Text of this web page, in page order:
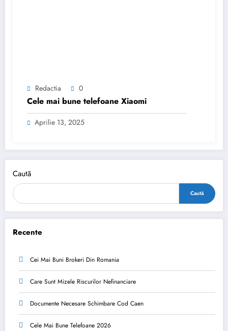
Redactia 0
Cele mai bune telefoane Xiaomi
Aprilie 13, 2025
Caută
Caută
Recente
Cei Mai Buni Brokeri Din Romania
Care Sunt Mizele Riscurilor Nefinanciare
Documente Necesare Schimbare Cod Caen
Cele Mai Bune Telefoane 2026